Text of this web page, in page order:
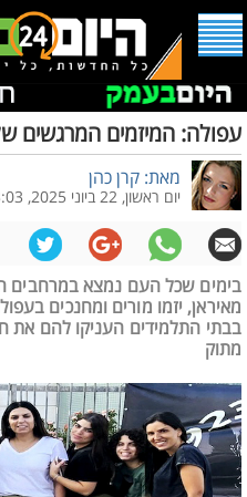
עפולה: המיזמים המרגשים
מאת: קרן כהן
יום ראשון, 22 ביוני 2025, 23:03
בימים שכל העם נמצא במרחבים
מאיראן, יזמו מורים ומחנכים
בבתי התלמידים העניקו להם את
מתוק